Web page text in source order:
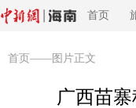
首页
首页 ——图片正文
广西苗